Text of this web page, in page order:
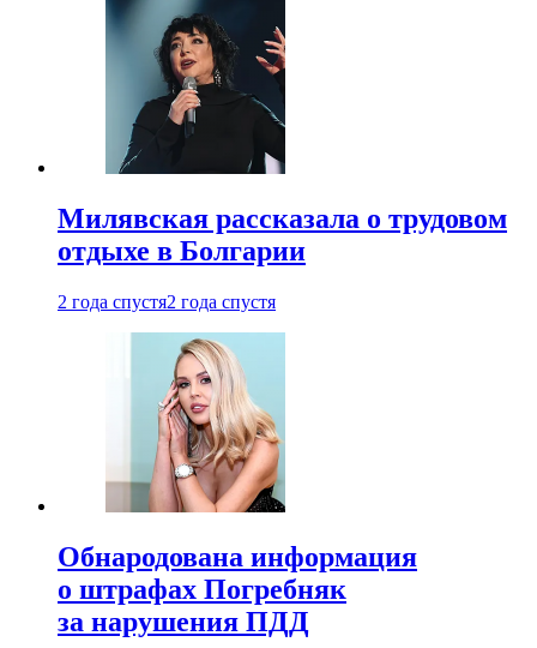
Милявская рассказала о трудовом
отдыхе в Болгарии
2 года спустя2 года спустя
Обнародована информация
о штрафах Погребняк
за нарушения ПДД